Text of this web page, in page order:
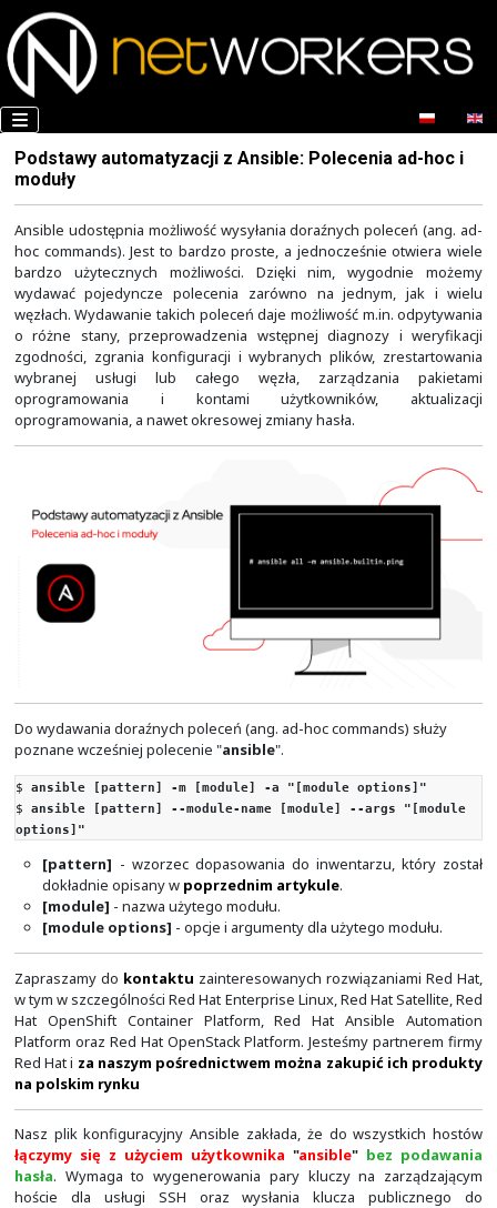
Podstawy automatyzacji z Ansible: Polecenia
moduły
Ansible udostępnia możliwość wysyłania doraźnych
hoc commands). Jest to bardzo proste, a jednocześnie
bardzo użytecznych możliwości. Dzięki nim,
wydawać pojedyncze polecenia zarówno na
węzłach. Wydawanie takich poleceń daje możliwość
o różne stany, przeprowadzenia wstępnej
zgodności, zgrania konfiguracji i wybranych plików,
wybranej usługi lub całego węzła,
oprogramowania i kontami użytkowników,
oprogramowania, a nawet okresowej zmiany hasła.
Do wydawania doraźnych poleceń (ang. ad-hoc
poznane wcześniej polecenie "ansible".
$ansible [pattern] -m [module] -a "[module
$ansible [pattern] --module-name [module] --
options]"
[pattern] - wzorzec dopasowania do
dokładnie opisany wpoprzednim artykule.
[module]- nazwa użytego modułu.
[module options]- opcje i argumenty dla użytego